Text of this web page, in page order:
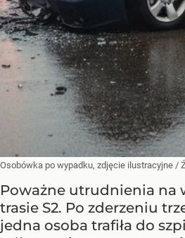
Osobówka po wypadku, zdjęcie ilustracyjne /
Poważne utrudnienia na
trasie S2. Po zderzeniu
jedna osoba trafiła do